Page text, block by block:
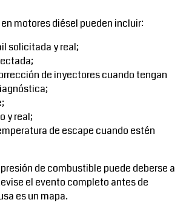
motores diésel pueden incluir:
solicitada y real;
de inyectores cuando tengan
y real;
de escape cuando estén
de combustible puede deberse a
el evento completo antes de
es un mapa.